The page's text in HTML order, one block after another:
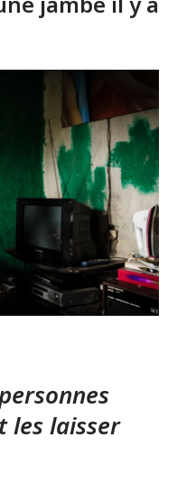
les laisser